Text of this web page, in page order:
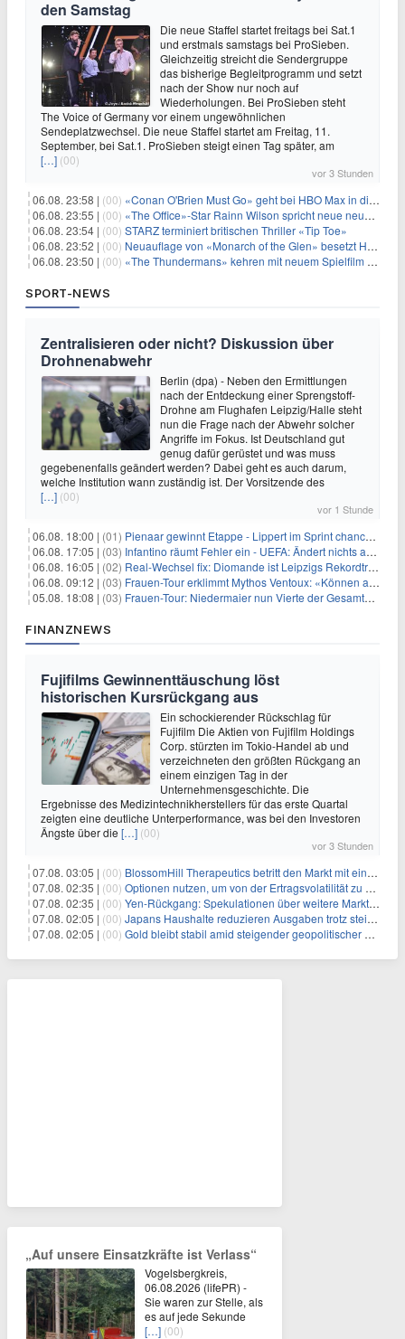
den Samstag
Die neue Staffel startet freitags bei Sat.1
und erstmals samstags bei ProSieben.
Gleichzeitig streicht die Sendergruppe
das bisherige Begleitprogramm und setzt
nach der Show nur noch auf
Wiederholungen. Bei ProSieben steht
The Voice of Germany vor einem ungewöhnlichen
Sendeplatzwechsel. Die neue Staffel startet am Freitag, 11.
September, bei Sat.1. ProSieben steigt einen Tag später, am
[…] (00)
vor 3 Stunden
06.08. 23:58 | (00) «Conan O'Brien Must Go» geht bei HBO Max in die dritte Runde
06.08. 23:55 | (00) «The Office»-Star Rainn Wilson spricht neue neuseeländische Serie «Settling»
06.08. 23:54 | (00) STARZ terminiert britischen Thriller «Tip Toe»
06.08. 23:52 | (00) Neuauflage von «Monarch of the Glen» besetzt Hauptrollen
06.08. 23:50 | (00) «The Thundermans» kehren mit neuem Spielfilm zurück
SPORT-NEWS
Zentralisieren oder nicht? Diskussion über
Drohnenabwehr
Berlin (dpa) - Neben den Ermittlungen
nach der Entdeckung einer Sprengstoff-
Drohne am Flughafen Leipzig/Halle steht
nun die Frage nach der Abwehr solcher
Angriffe im Fokus. Ist Deutschland gut
genug dafür gerüstet und was muss
gegebenenfalls geändert werden? Dabei geht es auch darum,
welche Institution wann zuständig ist. Der Vorsitzende des
[…] (00)
vor 1 Stunde
06.08. 18:00 | (01) Pienaar gewinnt Etappe - Lippert im Sprint chancenlos
06.08. 17:05 | (03) Infantino räumt Fehler ein - UEFA: Ändert nichts an Boykott
06.08. 16:05 | (02) Real-Wechsel fix: Diomande ist Leipzigs Rekordtransfer
06.08. 09:12 | (03) Frauen-Tour erklimmt Mythos Ventoux: «Können alles schaffen»
05.08. 18:08 | (03) Frauen-Tour: Niedermaier nun Vierte der Gesamtwertung
FINANZNEWS
Fujifilms Gewinnenttäuschung löst
historischen Kursrückgang aus
Ein schockierender Rückschlag für
Fujifilm Die Aktien von Fujifilm Holdings
Corp. stürzten im Tokio-Handel ab und
verzeichneten den größten Rückgang an
einem einzigen Tag in der
Unternehmensgeschichte. Die
Ergebnisse des Medizintechnikherstellers für das erste Quartal
zeigten eine deutliche Unterperformance, was bei den Investoren
Ängste über die […] (00)
vor 3 Stunden
07.08. 03:05 | (00) BlossomHill Therapeutics betritt den Markt mit einem IPO-Boost von 150 Millionen Dollar
07.08. 02:35 | (00) Optionen nutzen, um von der Ertragsvolatilität zu profitieren
07.08. 02:35 | (00) Yen-Rückgang: Spekulationen über weitere Marktinterventionen nehmen zu
07.08. 02:05 | (00) Japans Haushalte reduzieren Ausgaben trotz steigender Löhne: Ein Warnsignal für das Wachstum
07.08. 02:05 | (00) Gold bleibt stabil amid steigender geopolitischer Spannungen im Persischen Golf
„Auf unsere Einsatzkräfte ist Verlass“
Vogelsbergkreis,
06.08.2026 (lifePR) -
Sie waren zur Stelle, als
es auf jede Sekunde
[…] (00)